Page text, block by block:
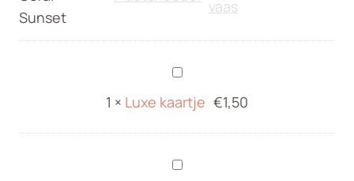
Luxe
kaartje
1 × Luxe kaartje €1,50
Bijpassende